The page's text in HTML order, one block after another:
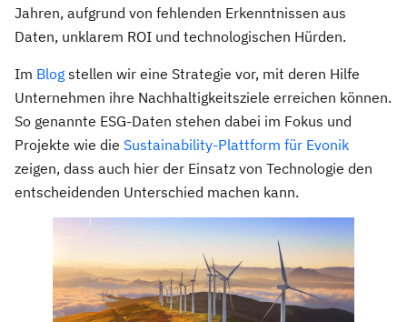
Jahren, aufgrund von fehlenden Erkenntnissen aus
Daten, unklarem ROI und technologischen Hürden.
Im Blog stellen wir eine Strategie vor, mit deren Hilfe
Unternehmen ihre Nachhaltigkeitsziele erreichen können.
So genannte ESG-Daten stehen dabei im Fokus und
Projekte wie die Sustainability-Plattform für Evonik
zeigen, dass auch hier der Einsatz von Technologie den
entscheidenden Unterschied machen kann.